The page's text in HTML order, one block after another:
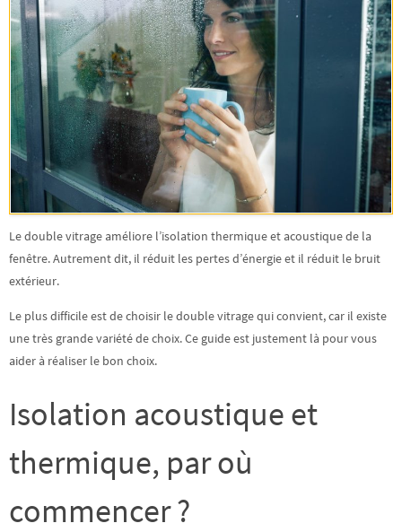
Le doublevitrage améliore l’isolation thermique et acoustique de la
fenêtre. Autrement dit, il réduit les pertes d’énergie et il réduit le bruit
extérieur.
Le plus difficile est de choisir le double vitrage qui convient, car il existe
une très grande variété de choix. Ce guide est justement là pour vous
aider à réaliser le bon choix.
Isolation acoustique et
thermique, par où
commencer ?